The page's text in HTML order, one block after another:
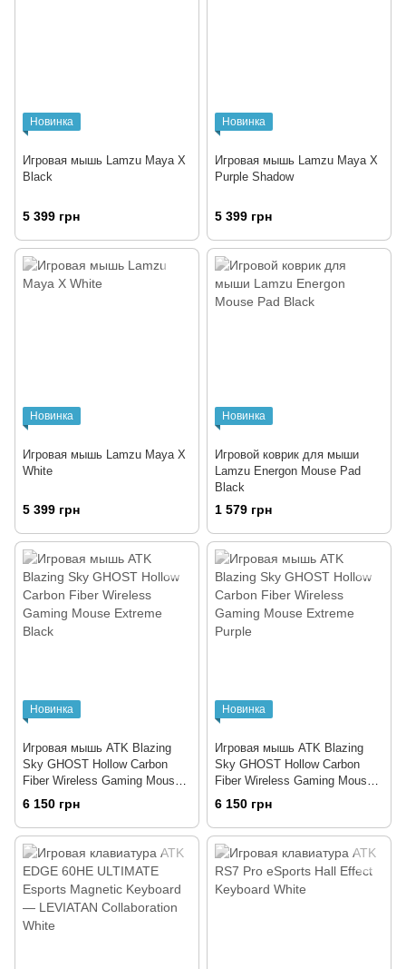
Новинка
Игровая мышь Lamzu Maya X
Black
5 399 грн
Новинка
Игровая мышь Lamzu Maya X
Purple Shadow
5 399 грн
Новинка
Игровая мышь Lamzu Maya X
White
5 399 грн
Новинка
Игровой коврик для мыши
Lamzu Energon Mouse Pad
Black
1 579 грн
Новинка
Игровая мышь ATK Blazing
Sky GHOST Hollow Carbon
Fiber Wireless Gaming Mouse
Extreme Black
6 150 грн
Новинка
Игровая мышь ATK Blazing
Sky GHOST Hollow Carbon
Fiber Wireless Gaming Mouse
Extreme Purple
6 150 грн